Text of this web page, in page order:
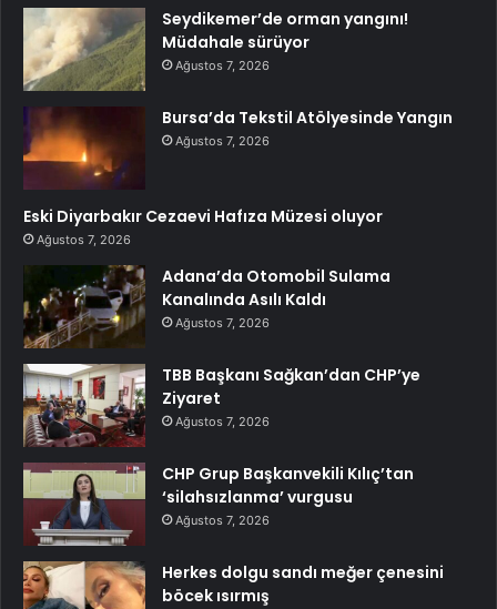
Seydikemer’de orman yangını!
Müdahale sürüyor
Ağustos 7, 2026
Bursa’da Tekstil Atölyesinde Yangın
Ağustos 7, 2026
Eski Diyarbakır Cezaevi Hafıza Müzesi oluyor
Ağustos 7, 2026
Adana’da Otomobil Sulama
Kanalında Asılı Kaldı
Ağustos 7, 2026
TBB Başkanı Sağkan’dan CHP’ye
Ziyaret
Ağustos 7, 2026
CHP Grup Başkanvekili Kılıç’tan
‘silahsızlanma’ vurgusu
Ağustos 7, 2026
Herkes dolgu sandı meğer çenesini
böcek ısırmış